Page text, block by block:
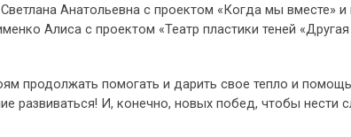
Анатольевна с проектом «Когда мы вместе»
Алиса с проектом «Театр пластики теней
продолжать помогать и дарить свое тепло и помощь
развиваться! И, конечно, новых побед, чтобы нести